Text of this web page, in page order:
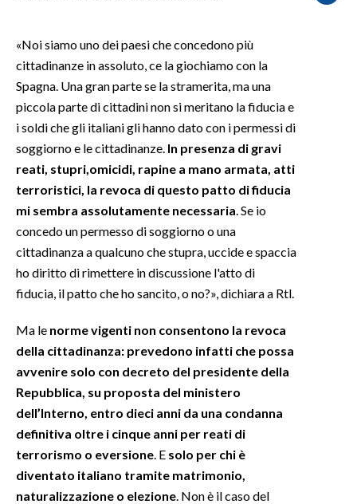
EVENTI
#CARAUNIONE
3 MINUTI CON
INSULARITÀ
INFO AZIENDE
ABBONATI
ANNUNCI
NECROLOGI
SPIAGGE
STORE
«Noi siamo uno dei paesi che concedono più
cittadinanze in assoluto, ce la giochiamo con la
Spagna. Una gran parte se la stramerita, ma una
piccola parte di cittadini non si meritano la fiducia e
i soldi che gli italiani gli hanno dato con i permessi di
soggiorno e le cittadinanze. In presenza di gravi
reati, stupri,omicidi, rapine a mano armata, atti
terroristici, la revoca di questo patto di fiducia
mi sembra assolutamente necessaria . Se io
concedo un permesso di soggiorno o una
cittadinanza a qualcuno che stupra, uccide e spaccia
ho diritto di rimettere in discussione l'atto di
fiducia, il patto che ho sancito, o no?», dichiara a Rtl.
Ma le norme vigenti non consentono la revoca
della cittadinanza: prevedono infatti che possa
avvenire solo con decreto del presidente della
Repubblica, su proposta del ministero
dell’Interno, entro dieci anni da una condanna
definitiva oltre i cinque anni per reati di
terrorismo o eversione . E solo per chi è
diventato italiano tramite matrimonio,
naturalizzazione o elezione . Non è il caso del